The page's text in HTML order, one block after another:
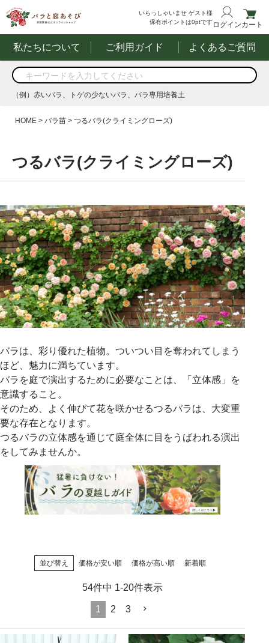
いらっしゃいませ ゲスト様
保有ポイントは0ptですログインカート
私たちについて ご利用ガイド よくあるご質問
商品を検索
する
（例）赤いバラ、トゲの少ないバラ、バラ専用培養土
（例）赤いバラ、トゲの少ないバラ、バラ専用培養土
HOME バラ苗 つるバラ(クライミングローズ)
つるバラ(クライミングローズ)
バラは、彩り優れた植物。ついつい目を奪われてしまう
ほど、魅力に満ちています。
バラを庭で演出するために必要なことは、「立体感」を
意識すること。
そのため、よく伸びて花を咲かせるつるバラは、大変重
要な存在となります。
つるバラの立体感を通じて庭全体に目をうばわれる演出
をしてみませんか。
並び替え 価格が安い順 価格が高い順 新着順
54件中 1-20件表示
1 2 3